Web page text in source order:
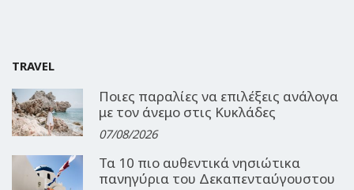
TRAVEL
Ποιες παραλίες να επιλέξεις ανάλογα
με τον άνεμο στις Κυκλάδες
07/08/2026
Τα 10 πιο αυθεντικά νησιώτικα
πανηγύρια του Δεκαπενταύγουστου